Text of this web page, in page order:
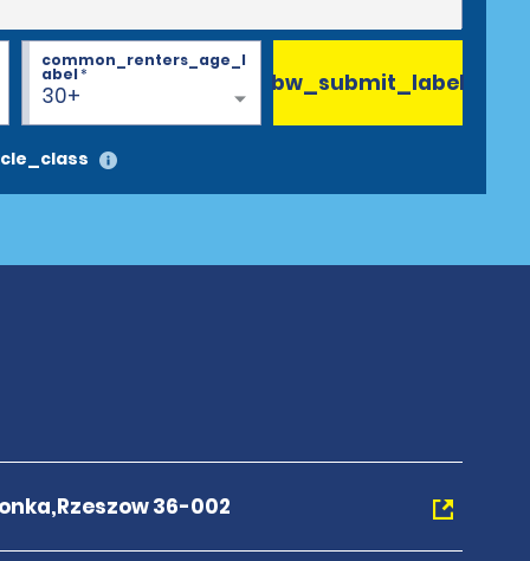
30+
common_renters_age_l
abel* bw_submit_label
36-002